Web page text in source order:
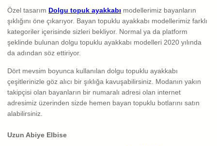
Özel tasarım Dolgu topuk ayakkabı modellerimiz bayanların
şıklığını öne çıkarıyor. Bayan topuklu ayakkabı modellerimiz farklı
kategoriler içerisinde sizleri bekliyor. Normal ya da platform
şeklinde bulunan dolgu topuklu ayakkabı modelleri 2020 yılında
da adından söz ettiriyor.
Dört mevsim boyunca kullanılan dolgu topuklu ayakkabı
çeşitlerinizle göz alıcı bir şıklığa kavuşabilirsiniz. Modanın yakın
takipçisi olan bayanların bir numaralı adresi olan internet
adresimiz üzerinden sizde hemen bayan topuklu botlarını satın
alabilirsiniz.
Uzun Abiye Elbise